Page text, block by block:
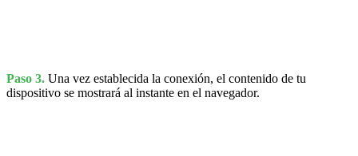
Paso 3. Una vez establecida la conexión, el contenido de tu
dispositivo se mostrará al instante en el navegador.